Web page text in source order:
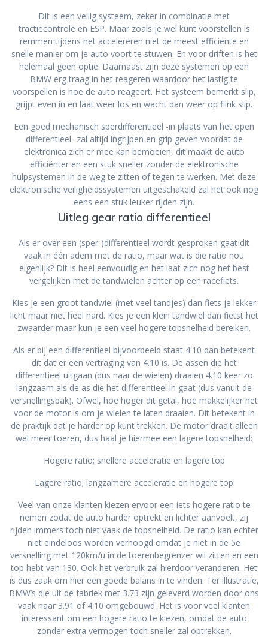
Dit is een veilig systeem, zeker in combinatie met
tractiecontrole en ESP. Maar zoals je wel kunt voorstellen is
remmen tijdens het accelereren niet de meest efficiënte en
snelle manier om je auto voort te stuwen. En voor driften is het
helemaal geen optie. Daarnaast zijn deze systemen op een
BMW erg traag in het reageren waardoor het lastig te
voorspellen is hoe de auto reageert. Het systeem bemerkt slip,
grijpt even in en laat weer los en wacht dan weer op flink slip.
Een goed mechanisch sperdifferentieel -in plaats van het open
differentieel- zal altijd ingrijpen en grip geven voordat de
elektronica zich er mee kan bemoeien, dit maakt de auto
efficiënter en een stuk sneller zonder de elektronische
hulpsystemen in de weg te zitten of tegen te werken. Met deze
elektronische veiligheidssystemen uitgeschakeld zal het ook nog
eens een stuk leuker rijden zijn.
Uitleg gear ratio differentieel
Als er over een (sper-)differentieel wordt gesproken gaat dit
vaak in één adem met de ratio, maar wat is die ratio nou
eigenlijk? Dit is heel eenvoudig en het laat zich nog het best
vergelijken met de tandwielen achter op een racefiets.
Kies je een groot tandwiel (met veel tandjes) dan fiets je lekker
licht maar niet heel hard. Kies je een klein tandwiel dan fietst het
zwaarder maar kun je een veel hogere topsnelheid bereiken.
Als er bij een differentieel bijvoorbeeld staat 4.10 dan betekent
dit dat er een vertraging van 4.10 is. De assen die het
differentieel uitgaan (dus naar de wielen) draaien 4.10 keer zo
langzaam als de as die het differentieel in gaat (dus vanuit de
versnellingsbak). Ofwel, hoe hoger dit getal, hoe makkelijker het
voor de motor is om je wielen te laten draaien. Dit betekent in
de praktijk dat je harder op kunt trekken. De motor draait alleen
wel meer toeren, dus haal je hiermee een lagere topsnelheid:
Hogere ratio; snellere acceleratie en lagere top
Lagere ratio; langzamere acceleratie en hogere top
Veel van onze klanten kiezen ervoor een iets hogere ratio te
nemen zodat de auto harder optrekt en lichter aanvoelt, zij
rijden immers toch niet vaak de topsnelheid. De ratio kan echter
niet eindeloos worden verhoogd omdat je niet in de 5e
versnelling met 120km/u in de toerenbegrenzer wil zitten en een
top hebt van 130. Ook het verbruik zal hierdoor veranderen. Het
is dus zaak om hier een goede balans in te vinden. Ter illustratie,
BMW’s die uit de fabriek met 3.73 zijn geleverd worden door ons
vaak naar 3.91 of 4.10 omgebouwd. Het is voor veel klanten
interessant om een hogere ratio te kiezen, omdat de auto
zonder extra vermogen toch sneller zal optrekken.